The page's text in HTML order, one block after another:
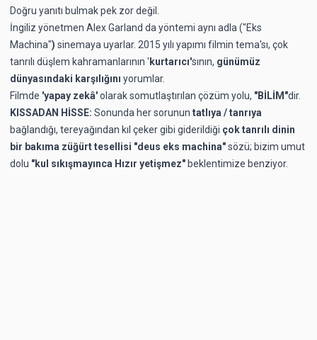
Doğru yanıtı bulmak pek zor değil.
İngiliz yönetmen Alex Garland da yöntemi aynı adla ("Eks
Machina") sinemaya uyarlar. 2015 yılı yapımı filmin tema'sı, çok
tanrılı düşlem kahramanlarının 'kurtarıcı'sının, günümüz
dünyasındaki karşılığını yorumlar.
Filmde 'yapay zekâ'olarak somutlaştırılan çözüm yolu, "BİLİM"dir.
KISSADAN HİSSE: Sonunda her sorunun tatlıya / tanrıya
bağlandığı, tereyağından kıl çeker gibi giderildiği çok tanrılı dinin
bir bakıma züğürt tesellisi "deus eks machina"sözü; bizim umut
dolu "kul sıkışmayınca Hızır yetişmez"beklentimize benziyor.